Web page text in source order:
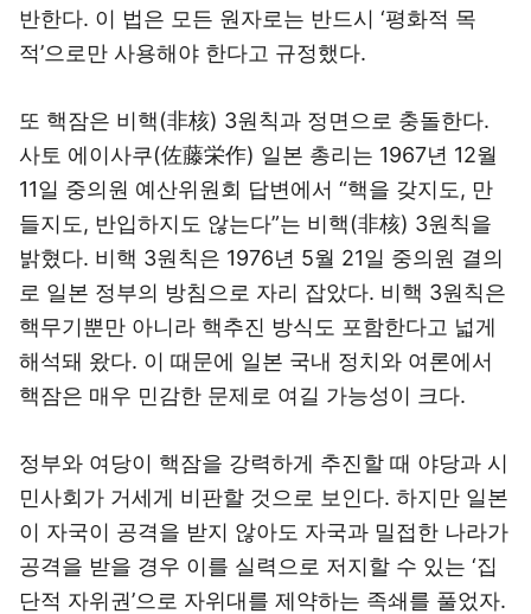
반한다. 이 법은 모든 원자로는 반드시 ‘평화적 목
적’으로만 사용해야 한다고 규정했다.
또 핵잠은 비핵(非核) 3원칙과 정면으로 충돌한다.
사토 에이사쿠(佐藤栄作) 일본 총리는 1967년 12월
11일 중의원 예산위원회 답변에서 “핵을 갖지도, 만
들지도, 반입하지도 않는다”는 비핵(非核) 3원칙을
밝혔다. 비핵 3원칙은 1976년 5월 21일 중의원 결의
로 일본 정부의 방침으로 자리 잡았다. 비핵 3원칙은
핵무기뿐만 아니라 핵추진 방식도 포함한다고 넓게
해석돼 왔다. 이 때문에 일본 국내 정치와 여론에서
핵잠은 매우 민감한 문제로 여길 가능성이 크다.
정부와 여당이 핵잠을 강력하게 추진할 때 야당과 시
민사회가 거세게 비판할 것으로 보인다. 하지만 일본
이 자국이 공격을 받지 않아도 자국과 밀접한 나라가
공격을 받을 경우 이를 실력으로 저지할 수 있는 ‘집
단적 자위권’으로 자위대를 제약하는 족쇄를 풀었자.